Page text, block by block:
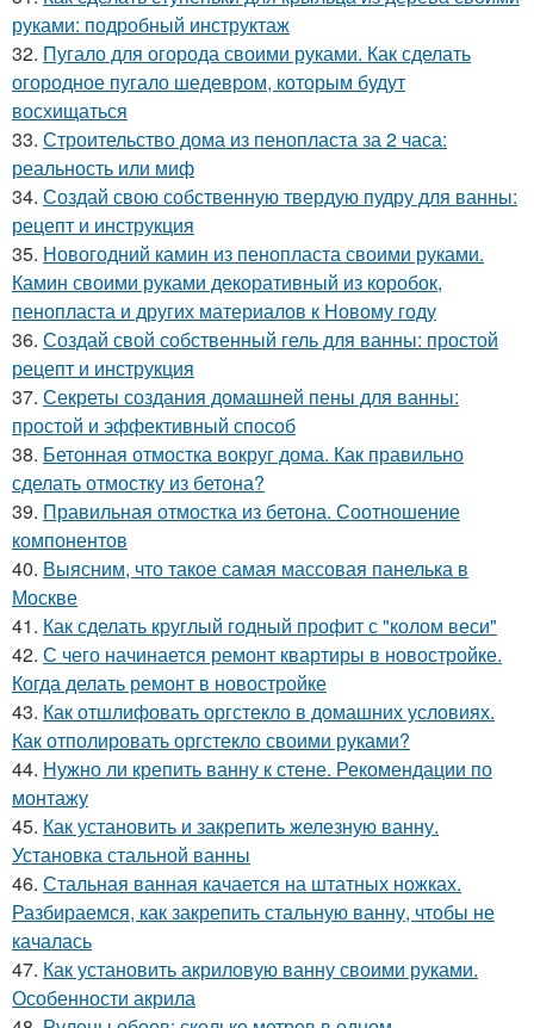
руками: подробный инструктаж
32. Пугало для огорода своими руками. Как сделать
огородное пугало шедевром, которым будут
восхищаться
33. Строительство дома из пенопласта за 2 часа:
реальность или миф
34. Создай свою собственную твердую пудру для ванны:
рецепт и инструкция
35. Новогодний камин из пенопласта своими руками.
Камин своими руками декоративный из коробок,
пенопласта и других материалов к Новому году
36. Создай свой собственный гель для ванны: простой
рецепт и инструкция
37. Секреты создания домашней пены для ванны:
простой и эффективный способ
38. Бетонная отмостка вокруг дома. Как правильно
сделать отмостку из бетона?
39. Правильная отмостка из бетона. Соотношение
компонентов
40. Выясним, что такое самая массовая панелька в
Москве
41. Как сделать круглый годный профит с "колом веси"
42. С чего начинается ремонт квартиры в новостройке.
Когда делать ремонт в новостройке
43. Как отшлифовать оргстекло в домашних условиях.
Как отполировать оргстекло своими руками?
44. Нужно ли крепить ванну к стене. Рекомендации по
монтажу
45. Как установить и закрепить железную ванну.
Установка стальной ванны
46. Стальная ванная качается на штатных ножках.
Разбираемся, как закрепить стальную ванну, чтобы не
качалась
47. Как установить акриловую ванну своими руками.
Особенности акрила